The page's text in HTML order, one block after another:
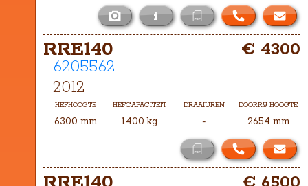
i
Het masttype bij deze RRE140 is
TXH-5700
RRE140
6205562
2012
HEFHOOGTE HEFCAPACITEIT DRAAIUREN DOORRIJ HOOGTE
6300 mm 1400 kg - 2654 mm
€ 4300